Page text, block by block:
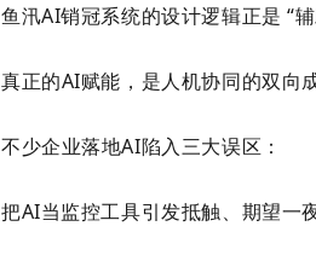
鱼汛AI销冠系统的设计逻辑正是 “辅
真正的AI赋能，是人机协同的双向
不少企业落地AI陷入三大误区：
把AI当监控工具引发抵触、期望一